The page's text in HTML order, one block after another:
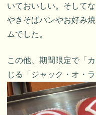
いておいしい。そして
やきそばパンやお好み
ムでした。
この他、期間限定で「
じる「ジャック・オ・ラ